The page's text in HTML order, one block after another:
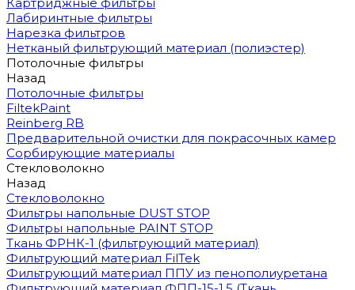
Лабиринтные фильтры
Нарезка фильтров
Нетканый фильтрующий материал (полиэстер)
Потолочные фильтры
Назад
Потолочные фильтры
FiltekPaint
Reinberg RB
Предварительной очистки для покрасочных камер
Сорбирующие материалы
Стекловолокно
Назад
Стекловолокно
Фильтры напольные DUST STOP
Фильтры напольные PAINT STOP
Ткань ФРНК-1 (фильтрующий материал)
Фильтрующий материал FilTek
Фильтрующий материал ППУ из пенополиуретана